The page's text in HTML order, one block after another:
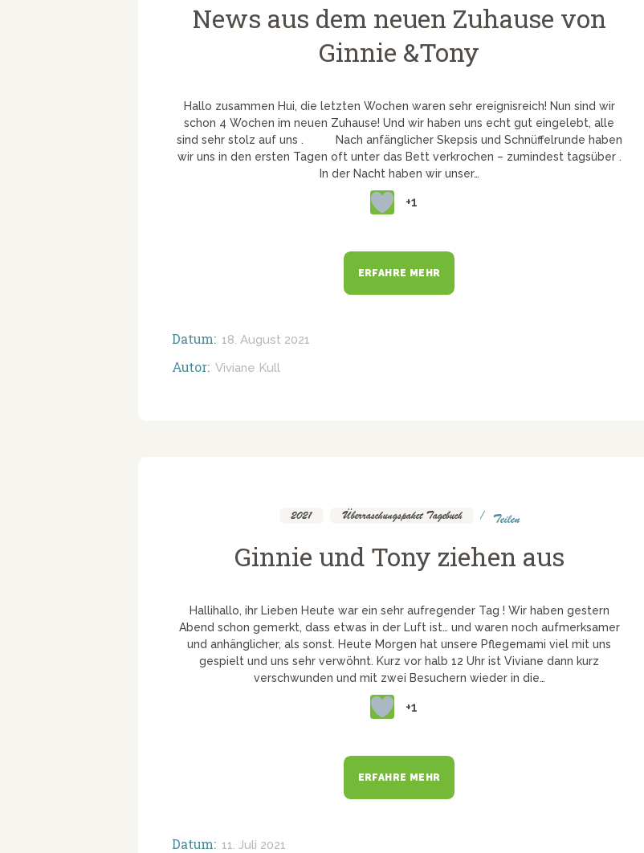
News aus dem neuen Zuhause von
Ginnie &Tony
Hallo zusammen Hui, die letzten Wochen waren sehr ereignisreich! Nun sind wir
schon 4 Wochen im neuen Zuhause! Und wir haben uns echt gut eingelebt, alle
sind sehr stolz auf uns . Nach anfänglicher Skepsis und Schnüffelrunde haben
wir uns in den ersten Tagen oft unter das Bett verkrochen – zumindest tagsüber .
In der Nacht haben wir unser…
+1
ERFAHRE MEHR
Datum: 18. August 2021
Autor: Viviane Kull
2021 Überraschungspaket Tagebuch Teilen
Ginnie und Tony ziehen aus
Hallihallo, ihr Lieben Heute war ein sehr aufregender Tag ! Wir haben gestern
Abend schon gemerkt, dass etwas in der Luft ist… und waren noch aufmerksamer
und anhänglicher, als sonst. Heute Morgen hat unsere Pflegemami viel mit uns
gespielt und uns sehr verwöhnt. Kurz vor halb 12 Uhr ist Viviane dann kurz
verschwunden und mit zwei Besuchern wieder in die…
+1
ERFAHRE MEHR
Datum: 11. Juli 2021